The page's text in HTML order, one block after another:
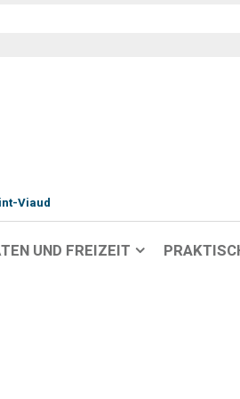
Viaud
UND FREIZEIT